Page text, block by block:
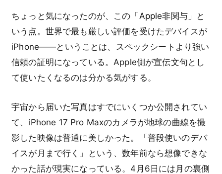
ちょっと気になったのが、この「Apple非関与」と
いう点。世界で最も厳しい評価を受けたデバイスが
iPhone——ということは、スペックシートより強い
信頼の証明になっている。Apple側が宣伝文句とし
て使いたくなるのは分かる気がする。
宇宙から届いた写真はすでにいくつか公開されてい
て、iPhone 17 Pro Maxのカメラが地球の曲線を撮
影した映像は普通に美しかった。「普段使いのデバ
イスが月まで行く」という、数年前なら想像できな
かった話が現実になっている。4月6日には月の裏側